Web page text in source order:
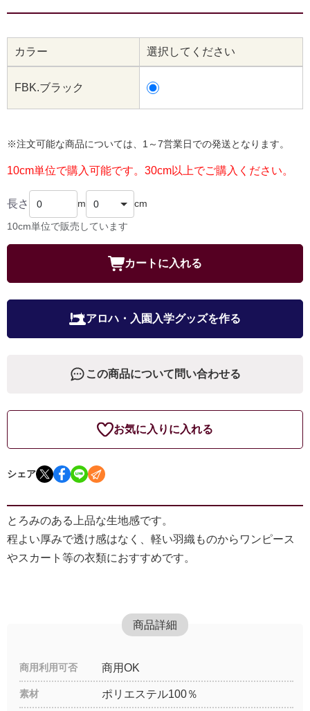
カラー 選択してください
FBK.ブラック
※注文可能な商品については、1～7営業日での発送となります。
10cm単位で購入可能です。30cm以上でご購入ください。
長さ m cm
10cm単位で販売しています
カートに入れる
アロハ・入園入学グッズを作る
この商品について問い合わせる
お気に入りに入れる
シェア
とろみのある上品な生地感です。
程よい厚みで透け感はなく、軽い羽織ものからワンピース
やスカート等の衣類におすすめです。
商品詳細
商用利用可否 商用OK
素材 ポリエステル100％